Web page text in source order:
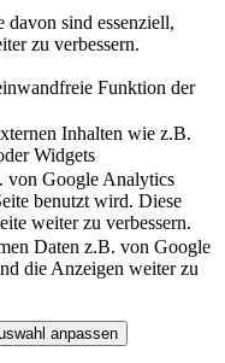
sind essenziell,
zu verbessern.
Funktion der
Inhalten wie z.B.
Widgets
von Google Analytics
benutzt wird. Diese
weiter zu verbessern.
Daten z.B. von Google
die Anzeigen weiter zu
anpassen